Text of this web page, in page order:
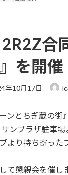
合
を開催
年10月17日
ンとちぎ蔵の街
ンプラザ駐車
より持ち寄っ
て懇親会を催し